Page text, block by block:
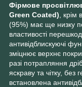
Фірмове
Green Coated) ,
(95%) має ще низку
властивості
антивідблискуючі
зміцнює верхнє
разі потрапляння
яскраву та чітку, без
встановлена